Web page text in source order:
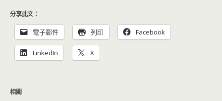
分享此文：
電子郵件 列印 Facebook
LinkedIn X
相關